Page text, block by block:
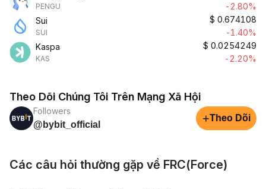
PENGU
-2.80%
Sui
SUI
$ 0.674108
-1.40%
Kaspa
KAS
$ 0.0254249
-2.20%
Theo Dõi Chúng Tôi Trên Mạng Xã Hội
Followers
@bybit_official
+Theo Dõi
Các câu hỏi thường gặp về FRC(Force)